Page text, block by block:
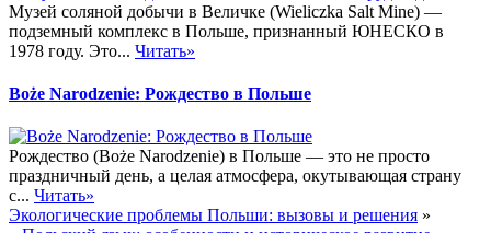
Музей соляной добычи в Величке (Wieliczka Salt Mine) —
подземный комплекс в Польше, признанный ЮНЕСКО в
1978 году. Это... Читать»
Boże Narodzenie: Рождество в Польше
Рождество (Boże Narodzenie) в Польше — это не просто
праздничный день, а целая атмосфера, окутывающая страну
с... Читать»
Экологические проблемы Польши: вызовы и решения »